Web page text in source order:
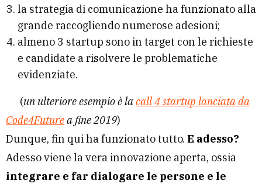
la strategia di comunicazione ha funzionato alla
grande raccogliendo numerose adesioni;
almeno 3 startup sono in target con le richieste
e candidate a risolvere le problematiche
evidenziate.
(un ulteriore esempio è lacall 4 startup lanciata da
Code4Futurea fine 2019)
Dunque, fin qui ha funzionato tutto. E adesso?
Adesso viene la vera innovazione aperta, ossia
integrare e far dialogare le persone e le